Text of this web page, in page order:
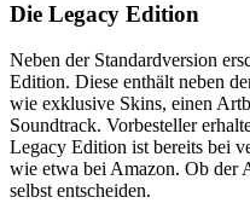
Die Legacy Edition
Neben der Standardversion
Edition. Diese enthält neben
wie exklusive Skins, einen
Soundtrack. Vorbesteller
Legacy Edition ist bereits bei
wie etwa bei Amazon. Ob der
selbst entscheiden.